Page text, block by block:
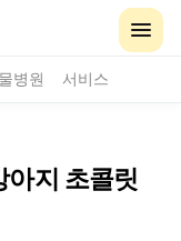
병원 서비스
지 초콜릿